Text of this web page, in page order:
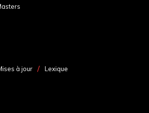
à jour Lexique